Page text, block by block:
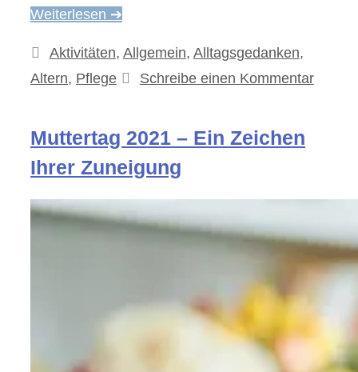
Weiterlesen ➔
Kategorien
Aktivitäten, Allgemein, Alltagsgedanken,
Altern, Pflege Schreibe einen Kommentar
Muttertag 2021 – Ein Zeichen
Ihrer Zuneigung